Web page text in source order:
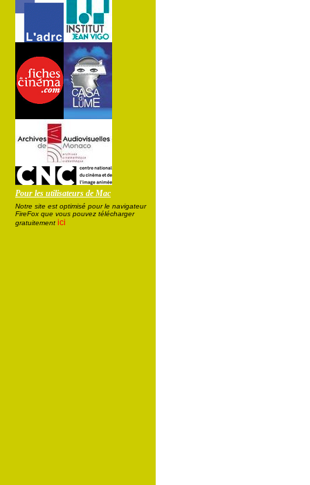
Pour les utilisateurs de Mac
Notre site est optimisé pour le navigateur
FireFox que vous pouvez télécharger
gratuitement ici